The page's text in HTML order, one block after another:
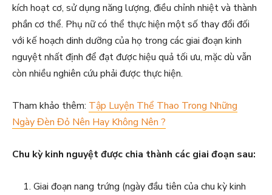
kích hoạt cơ, sử dụng năng lượng, điều chỉnh nhiệt và thành
phần cơ thể. Phụ nữ có thể thực hiện một số thay đổi đối
với kế hoạch dinh dưỡng của họ trong các giai đoạn kinh
nguyệt nhất định để đạt được hiệu quả tối ưu, mặc dù vẫn
còn nhiều nghiên cứu phải được thực hiện.
Tham khảo thêm: Tập Luyện Thể Thao Trong Những
Ngày Đèn Đỏ Nên Hay Không Nên ?
Chu kỳ kinh nguyệt được chia thành các giai đoạn sau:
Giai đoạn nang trứng (ngày đầu tiên của chu kỳ kinh